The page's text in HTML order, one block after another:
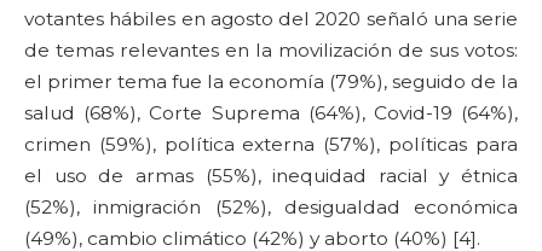
votantes hábiles en agosto del 2020 señaló una serie
de temas relevantes en la movilización de sus votos:
el primer tema fue la economía (79%), seguido de la
salud (68%), Corte Suprema (64%), Covid-19 (64%),
crimen (59%), política externa (57%), políticas para
el uso de armas (55%), inequidad racial y étnica
(52%), inmigración (52%), desigualdad económica
(49%), cambio climático (42%) y aborto (40%) [4].